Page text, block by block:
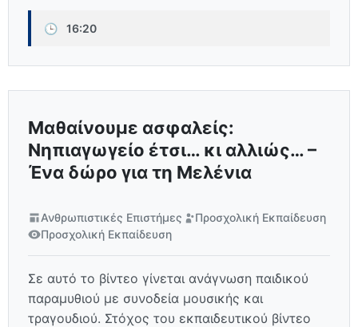
🕒 16:20
Μαθαίνουμε ασφαλείς:
Νηπιαγωγείο έτσι… κι αλλιώς… –
Ένα δώρο για τη Μελένια
Ανθρωπιστικές Επιστήμες
Προσχολική Εκπαίδευση
Προσχολική Εκπαίδευση
Σε αυτό το βίντεο γίνεται ανάγνωση παιδικού
παραμυθιού με συνοδεία μουσικής και
τραγουδιού. Στόχος του εκπαιδευτικού βίντεο